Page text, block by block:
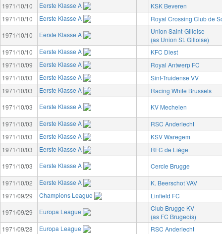
1971/10/10
Eerste Klasse A
KSK Beveren
1971/10/10
Eerste Klasse A
Royal Crossing Club de
1971/10/10
Eerste Klasse A
Union Saint-Gilloise
(as Union St. Gilloise)
1971/10/10
Eerste Klasse A
KFC Diest
1971/10/09
Eerste Klasse A
Royal Antwerp FC
1971/10/03
Eerste Klasse A
Sint-Truidense VV
1971/10/03
Eerste Klasse A
Racing White Brussels
1971/10/03
Eerste Klasse A
KV Mechelen
1971/10/03
Eerste Klasse A
RSC Anderlecht
1971/10/03
Eerste Klasse A
KSV Waregem
1971/10/03
Eerste Klasse A
RFC de Liège
1971/10/03
Eerste Klasse A
Cercle Brugge
1971/10/02
Eerste Klasse A
K. Beerschot VAV
1971/09/29
Champions League
Linfield FC
1971/09/29
Europa League
Club Brugge KV
(as FC Brugeois)
1971/09/28
Europa League
RSC Anderlecht